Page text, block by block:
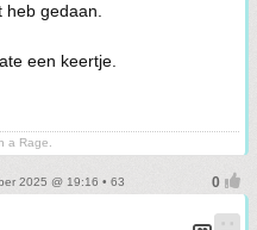
gedaan.
een keertje.
a Rage.
2025 @ 19:16 • 63